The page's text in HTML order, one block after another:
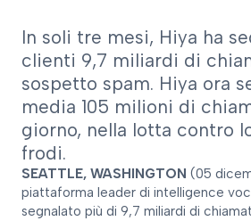
In soli tre mesi, Hiya ha
clienti 9,7 miliardi di
sospetto spam. Hiya ora
media 105 milioni di
giorno, nella lotta contro
frodi.
SEATTLE, WASHINGTON (05
piattaforma leader di intelligence
segnalato più di 9,7 miliardi di